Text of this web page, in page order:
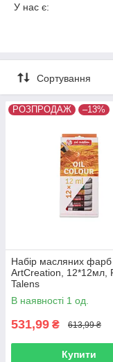
У нас є:
глибокі відтінки
акрил для
гуашеві фарби
Фарби доступні як у
підібрати потрібні
пропозиція не
надаємо можливість
Хочете ще більше
основний розділ
Сортування
РОЗПРОДАЖ –13%
Набір масляних фарб
ArtCreation, 12*12мл,
Talens
В наявності 1 од.
531,99 ₴ 613,99 ₴
Купити